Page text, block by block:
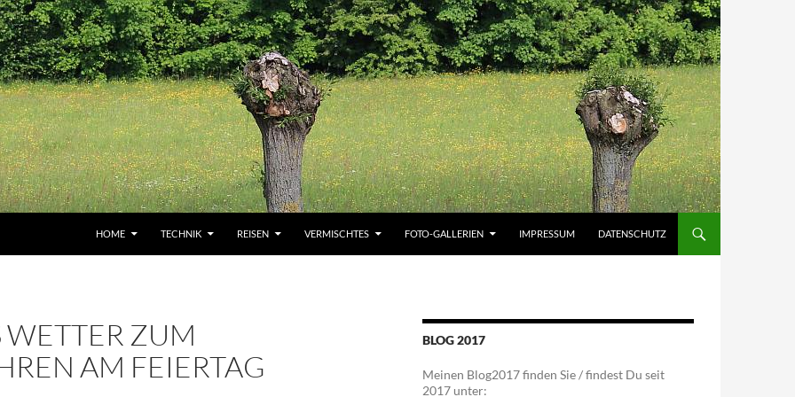
HOME TECHNIK REISEN VERMISCHTES FOTO-GALLERIEN IMPRESSUM DATENSCHUTZ
WETTER ZUM
AM FEIERTAG
BLOG 2017
Meinen Blog2017 finden Sie / findest Du seit
2017 unter: